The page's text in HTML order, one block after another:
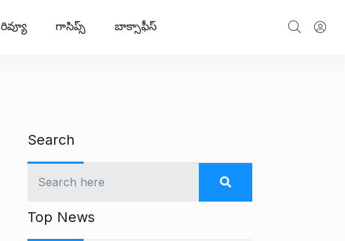
రివ్యూ గాసిప్స్ బాక్సాఫీస్
Search
Top News